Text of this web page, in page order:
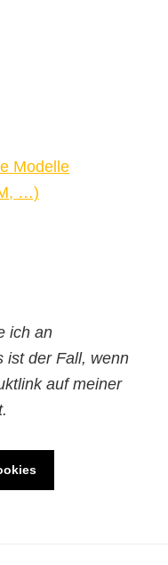
Modelle
…)
ich an
ist der Fall, wenn
auf meiner